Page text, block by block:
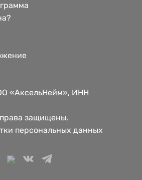
«АксельНейм», ИНН
защищены.
персональных данных